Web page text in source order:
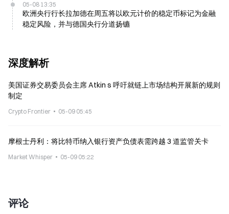
05-08 13:35
欧洲央行行长拉加德在周五将以欧元计价的稳定币标记为金融
稳定风险，并与德国央行分道扬镳
深度解析
美国证券交易委员会主席 Atkin s 呼吁就链上市场结构开展新的规则
制定
Crypto Frontier 05-09 05:45
摩根士丹利：将比特币纳入银行资产负债表需跨越 3 道监管关卡
Market Whisper 05-09 05:22
评论